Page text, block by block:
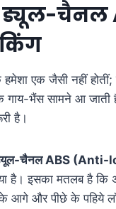
ड्यूल-चैनल
एक जैसी नहीं होतीं;
गाय-भैंस सामने आ जाती
है।
चैनल ABS (Anti-
है। इसका मतलब है कि
आगे और पीछे के पहिये